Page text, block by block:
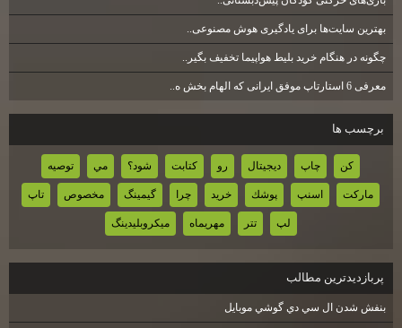
بهترین سایت‌ها برای یادگیری هوش مصنوعی..
چگونه در هنگام خرید بلیط هواپیما تخفیف بگیر..
معرفی 6 استارتاپ موفق ایرانی که الهام بخش ه..
برچسب ها
كن چاپ ديجيتال رو كتابت شود؟ مي توصيه
ماركت اسنپ پوشك خريد چرا گيمينگ مخصوص تاپ
لپ تتر مهريماه ميكروبليدينگ
پربازديدترين مطالب
بنفش شدن ال سي دي گوشي موبايل